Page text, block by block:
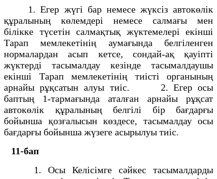
1. Егер жүгі бар немесе жүксіз автокөлік
құралының көлемдері немесе салмағы мен
білікке түсетін салмақтық жүктемелері екінші
Тарап мемлекетінің аумағында белгіленген
нормалардан асып кетсе, сондай-ақ қауіпті
жүктерді тасымалдау кезінде тасымалдаушы
екінші Тарап мемлекетінің тиісті органының
арнайы рұқсатын алуы тиіс. 2. Егер осы
баптың 1-тармағында аталған арнайы рұқсат
автокөлік құралының белгілі бір бағдарғы
бойынша қозғалысын көздесе, тасымалдау осы
бағдарғы бойынша жүзеге асырылуы тиіс.
11-бап
1. Осы Келісімге сәйкес тасымалдарды